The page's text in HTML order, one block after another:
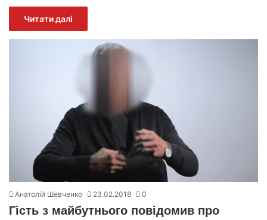
Читати далі
Анатолій Шевченко 23.02.2018 0
Гість з майбутнього повідомив про